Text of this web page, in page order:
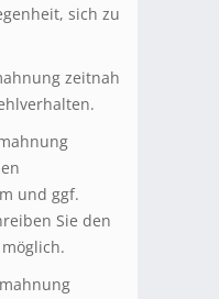
sich zu
zeitnah
und ggf.
Sie den